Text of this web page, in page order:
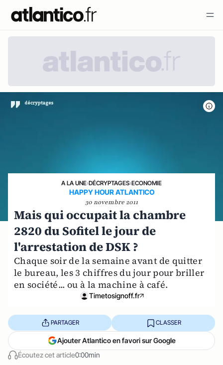
A LA UNE›DÉCRYPTAGES›ECONOMIE
HAPPY HOUR ATLANTICO
30 novembre 2011
Mais qui occupait la chambre
2820 du Sofitel le jour de
l'arrestation de DSK ?
Chaque soir de la semaine avant de quitter
le bureau, les 3 chiffres du jour pour briller
en société... ou à la machine à café.
Timetosignoff.fr
Écoutez cet article0:00min
PARTAGER CLASSER
Ajouter Atlantico en favori sur Google